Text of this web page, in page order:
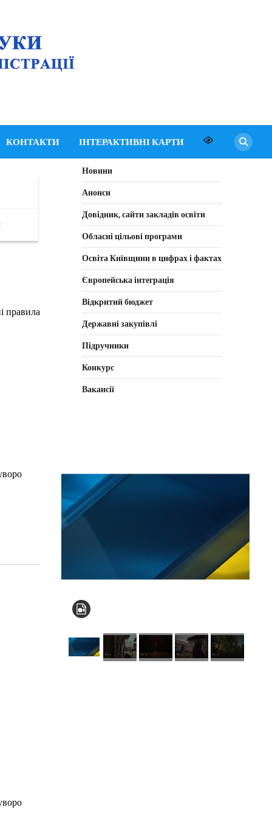
обласної державної
адміністрації
КОНТАКТИ ІНТЕРАКТИВНІ КАРТИ
правила
Новини
Анонси
Довідник, сайти закладів освіти
Обласні цільові програми
Освіта Київщини в цифрах і фактах
Європейська інтеграція
Відкритий бюджет
Державні закупівлі
Підручники
Конкурс
Вакансії